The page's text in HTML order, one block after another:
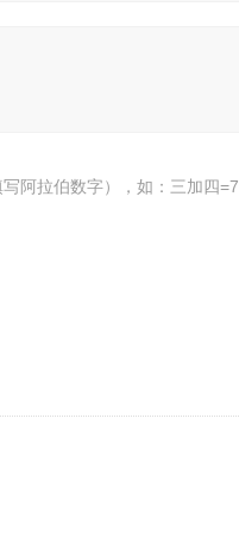
阿拉伯数字），如：三加四=7